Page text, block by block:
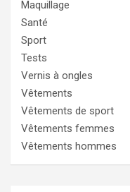
Maquillage
Santé
Sport
Tests
Vernis à ongles
Vêtements
Vêtements de sport
Vêtements femmes
Vêtements hommes